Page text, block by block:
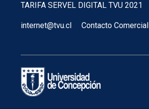
TARIFA SERVEL DIGITAL TVU 2021
internet@tvu.cl Contacto Comercial